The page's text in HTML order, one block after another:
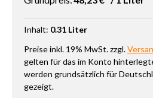
Inhalt: 0.31 Liter
Preise inkl. 19% MwSt. zzgl.
gelten für das im Konto
werden grundsätzlich für
gezeigt.